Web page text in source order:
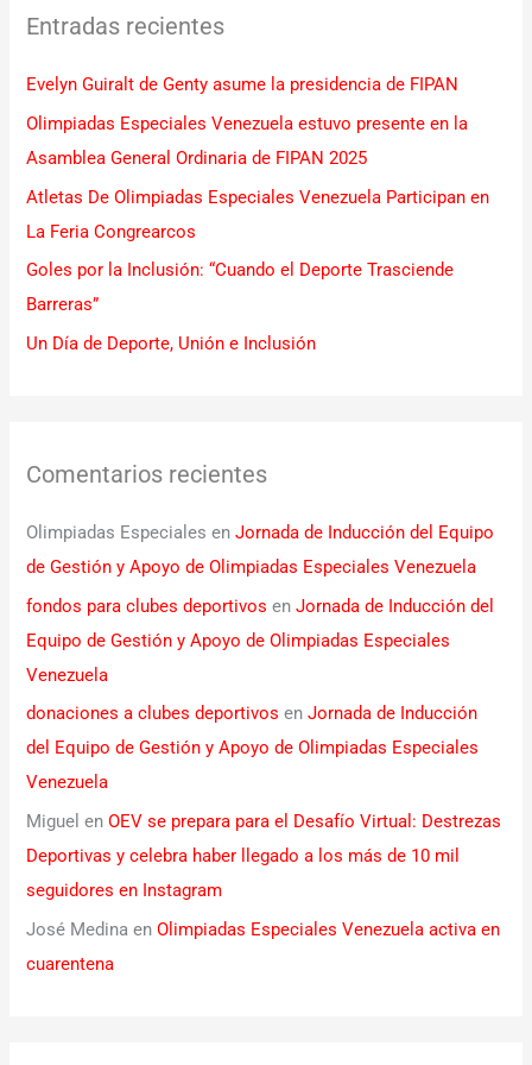
a
p
o
r
:
Entradas recientes
Evelyn Guiralt de Genty asume la presidencia de FIPAN
Olimpiadas Especiales Venezuela estuvo presente en la
Asamblea General Ordinaria de FIPAN 2025
Atletas De Olimpiadas Especiales Venezuela Participan en
La Feria Congrearcos
Goles por la Inclusión: “Cuando el Deporte Trasciende
Barreras”
Un Día de Deporte, Unión e Inclusión
Comentarios recientes
Olimpiadas Especiales enJornada de Inducción del Equipo
de Gestión y Apoyo de Olimpiadas Especiales Venezuela
fondos para clubes deportivos enJornada de Inducción del
Equipo de Gestión y Apoyo de Olimpiadas Especiales
Venezuela
donaciones a clubes deportivos enJornada de Inducción
del Equipo de Gestión y Apoyo de Olimpiadas Especiales
Venezuela
Miguel enOEV se prepara para el Desafío Virtual: Destrezas
Deportivas y celebra haber llegado a los más de 10 mil
seguidores en Instagram
José Medina enOlimpiadas Especiales Venezuela activa en
cuarentena